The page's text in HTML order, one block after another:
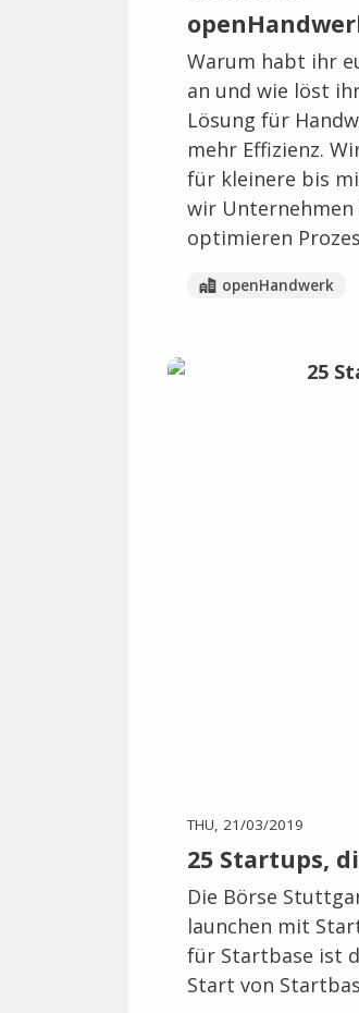
Warum habt ihr
an und wie löst
Lösung für
mehr Effizienz.
für kleinere bis
wir
optimieren
openHandwerk
THU, 21/03/2019
25 Startups,
Die Börse
launchen mit
für Startbase ist
Start von